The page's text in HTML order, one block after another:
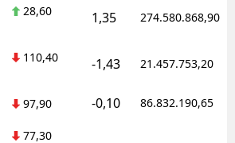
28,60 1,35 274.580.868,90
110,40 -1,43 21.457.753,20
97,90 -0,10 86.832.190,65
77,30